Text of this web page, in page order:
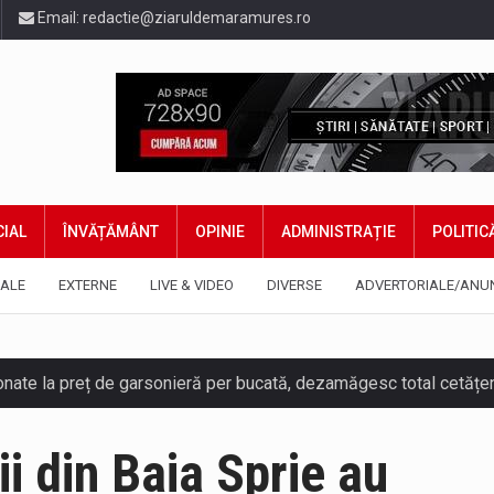
Email: redactie@ziaruldemaramures.ro
ÎNVĂȚĂMÂNT OPINIE ADMINISTRAȚIE
EXTERNE LIVE & VIDEO DIVERSE ADVERTORIALE/
prezența cersetorilor de etnie romă pe raza municipiului.
din Baia Sprie au